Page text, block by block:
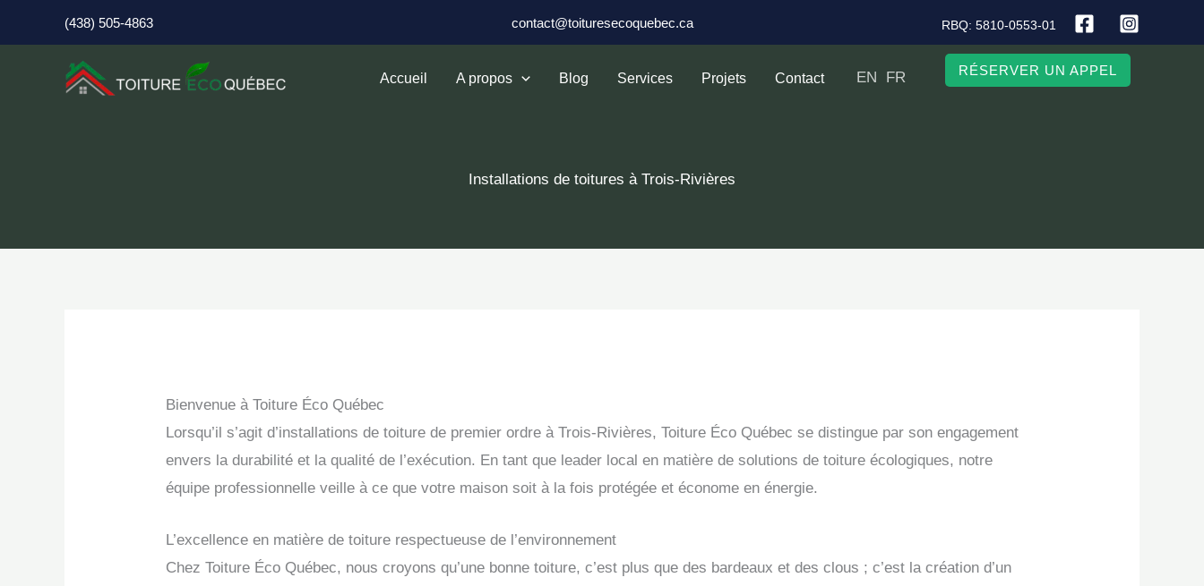
au
(438) 505-4863 contact@toituresecoquebec.ca RBQ: 5810-0553-01
Accueil A propos Blog Services Projets Contact EN FR RÉSERVER UN APPEL
Installations de toitures à Trois-Rivières
Bienvenue à Toiture Éco Québec
Lorsqu’il s’agit d’installations de toiture de premier ordre à Trois-Rivières, Toiture Éco Québec se distingue par son engagement
envers la durabilité et la qualité de l’exécution. En tant que leader local en matière de solutions de toiture écologiques, notre
équipe professionnelle veille à ce que votre maison soit à la fois protégée et économe en énergie.
L’excellence en matière de toiture respectueuse de l’environnement
Chez Toiture Éco Québec, nous croyons qu’une bonne toiture, c’est plus que des bardeaux et des clous ; c’est la création d’un